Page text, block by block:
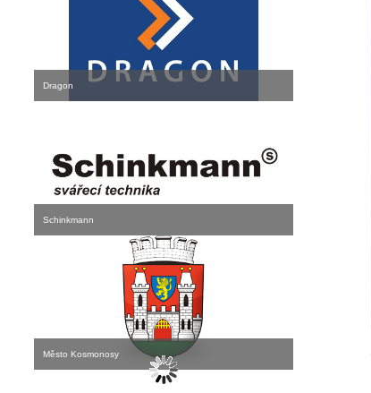
Dragon
Schinkmann
Město Kosmonosy